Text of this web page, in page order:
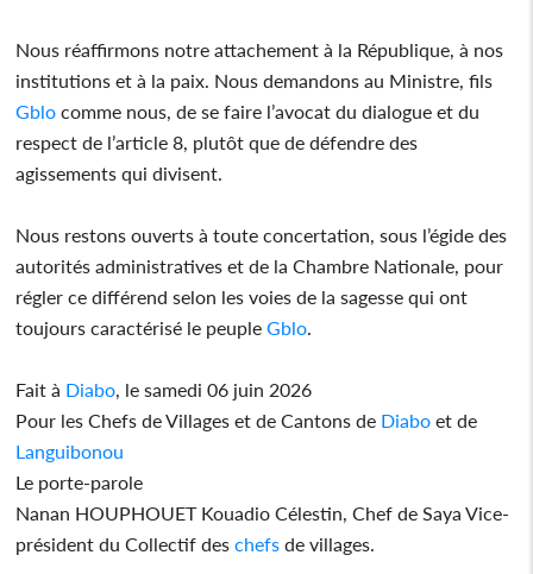
Nous réaffirmons notre attachement à la République, à nos
institutions et à la paix. Nous demandons au Ministre, fils
Gblo comme nous, de se faire l’avocat du dialogue et du
respect de l’article 8, plutôt que de défendre des
agissements qui divisent.
Nous restons ouverts à toute concertation, sous l’égide des
autorités administratives et de la Chambre Nationale, pour
régler ce différend selon les voies de la sagesse qui ont
toujours caractérisé le peuple Gblo
Fait à Diabo , le samedi 06 juin 2026
Pour les Chefs de Villages et de Cantons de Diabo et de
Languibonou
Le porte-parole
Nanan HOUPHOUET Kouadio Célestin, Chef de Saya Vice-
président du Collectif des chefs de villages.